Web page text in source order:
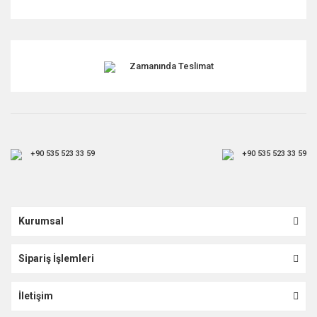
Zamanında Teslimat
+90 535 523 33 59 +90 535 523 33 59
Kurumsal
Sipariş İşlemleri
İletişim